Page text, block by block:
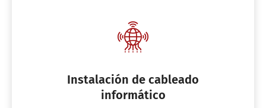
Instalación de cableado
informático